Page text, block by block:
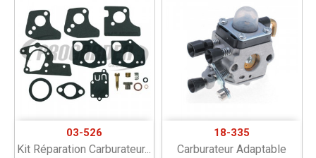
03-526
Kit Réparation Carburateur...
18-335
Carburateur Adaptable